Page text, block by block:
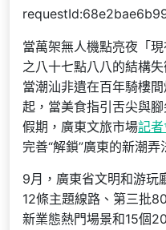
當萬架無人機點亮夜「
之八十七點八八的結構
當潮汕非遺在百年騎樓
起，當美食指引舌尖與
假期，廣東文旅市場記
完善“解鎖”廣東的新潮弄
9月，廣東省文明和游玩
12條主題線路、第三批
新業態熱門場景和15個